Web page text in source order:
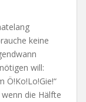
keine
will:
Ö!Ko!Lo!Gie!“
die Hälfte